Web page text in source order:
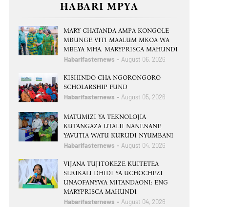
HABARI MPYA
MARY CHATANDA AMPA KONGOLE
MBUNGE VITI MAALUM MKOA WA
MBEYA MHA. MARYPRISCA MAHUNDI
Habarifasternews August 06, 2026
KISHINDO CHA NGORONGORO
SCHOLARSHIP FUND
Habarifasternews August 05, 2026
MATUMIZI YA TEKNOLOJIA
KUTANGAZA UTALII NANENANE
YAVUTIA WATU KURUDI NYUMBANI
Habarifasternews August 04, 2026
VIJANA TUJITOKEZE KUITETEA
SERIKALI DHIDI YA UCHOCHEZI
UNAOFANYWA MITANDAONI: ENG
MARYPRISCA MAHUNDI
Habarifasternews August 04, 2026